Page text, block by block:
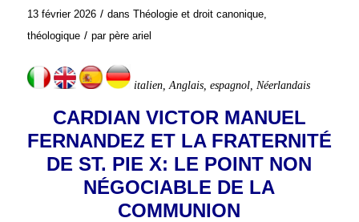
13 février 2026 / dans Théologie et droit canonique,
théologique / par père ariel
italien, Anglais, espagnol, Néerlandais
CARDIAN VICTOR MANUEL
FERNANDEZ ET LA FRATERNITÉ
DE ST. PIE X: LE POINT NON
NÉGOCIABLE DE LA
COMMUNION